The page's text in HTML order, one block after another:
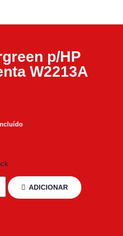
p/HP
W2213A
ADICIONAR